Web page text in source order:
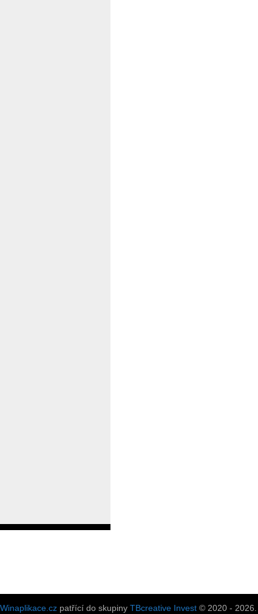
Winaplikace.cz patřící do skupiny TBcreative Invest © 2020 - 2026.